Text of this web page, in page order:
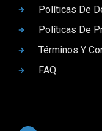
Políticas De
Políticas De
Términos Y
FAQ